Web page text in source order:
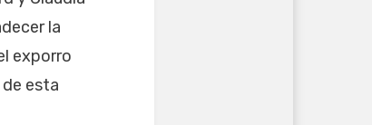
la
exporro
esta